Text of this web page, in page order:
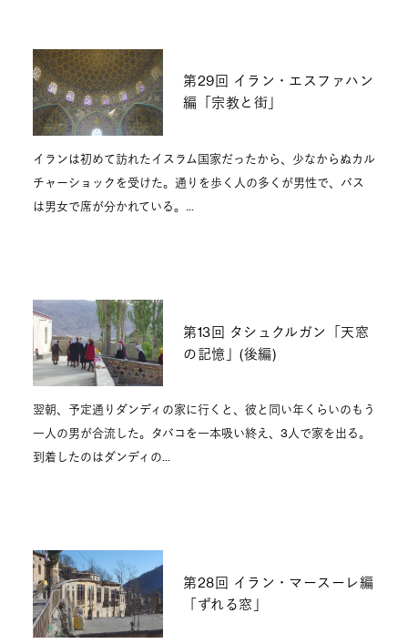
第29回 イラン・エスファハン
編「宗教と街」
イランは初めて訪れたイスラム国家だったから、少なからぬカル
チャーショックを受けた。通りを歩く人の多くが男性で、バス
は男女で席が分かれている。…
第13回 タシュクルガン「天窓
の記憶」(後編)
翌朝、予定通りダンディの家に行くと、彼と同い年くらいのもう
一人の男が合流した。タバコを一本吸い終え、3人で家を出る。
到着したのはダンディの…
第28回 イラン・マースーレ編
「ずれる窓」